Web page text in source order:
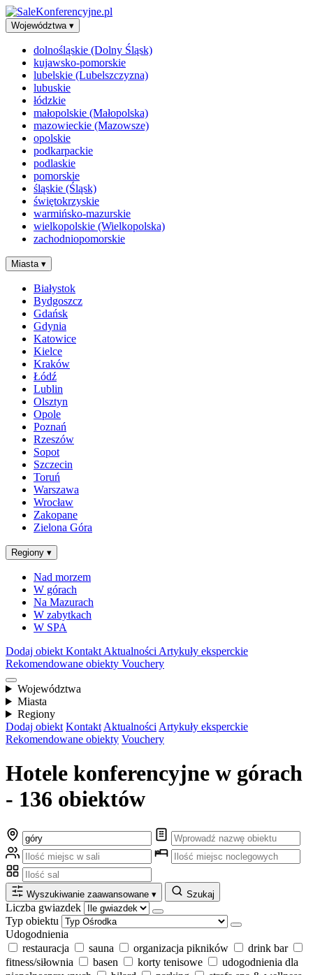
Województwa ▾
dolnośląskie (Dolny Śląsk)
kujawsko-pomorskie
lubelskie (Lubelszczyzna)
lubuskie
łódzkie
małopolskie (Małopolska)
mazowieckie (Mazowsze)
opolskie
podkarpackie
podlaskie
pomorskie
śląskie (Śląsk)
świętokrzyskie
warmińsko-mazurskie
wielkopolskie (Wielkopolska)
zachodniopomorskie
Miasta ▾
Białystok
Bydgoszcz
Gdańsk
Gdynia
Katowice
Kielce
Kraków
Łódź
Lublin
Olsztyn
Opole
Poznań
Rzeszów
Sopot
Szczecin
Toruń
Warszawa
Wrocław
Zakopane
Zielona Góra
Regiony ▾
Nad morzem
W górach
Na Mazurach
W zabytkach
W SPA
Dodaj obiekt Kontakt Aktualności Artykuły eksperckie
Rekomendowane obiekty Vouchery
Województwa
Miasta
Regiony
Dodaj obiekt Kontakt Aktualności Artykuły eksperckie
Rekomendowane obiekty Vouchery
Hotele konferencyjne w górach
- 136 obiektów
Wyszukiwanie zaawansowane ▾ Szukaj
Liczba gwiazdek
Typ obiektu
Udogodnienia
restauracja
sauna organizacja pikników
drink bar
fitness/siłownia
basen korty tenisowe
udogodnienia dla